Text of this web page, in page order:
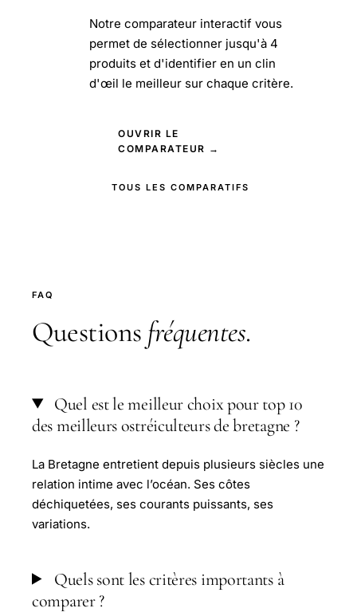
Notre comparateur interactif vous
permet de sélectionner jusqu'à 4
produits et d'identifier en un clin
d'œil le meilleur sur chaque critère.
OUVRIR LE
COMPARATEUR →
TOUS LES COMPARATIFS
FAQ
Questions fréquentes.
Quel est le meilleur choix pour top 10
des meilleurs ostréiculteurs de bretagne ?
La Bretagne entretient depuis plusieurs siècles une
relation intime avec l’océan. Ses côtes
déchiquetées, ses courants puissants, ses
variations.
Quels sont les critères importants à
comparer ?